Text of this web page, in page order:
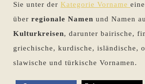
Sie unter der Kategorie Vorname
über regionale Namen und Namen
Kulturkreisen, darunter bairische,
griechische, kurdische, isländische,
slawische und türkische Vornamen.